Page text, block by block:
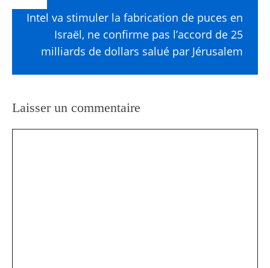
Intel va stimuler la fabrication de puces en
Israël, ne confirme pas l’accord de 25
milliards de dollars salué par Jérusalem
Laisser un commentaire